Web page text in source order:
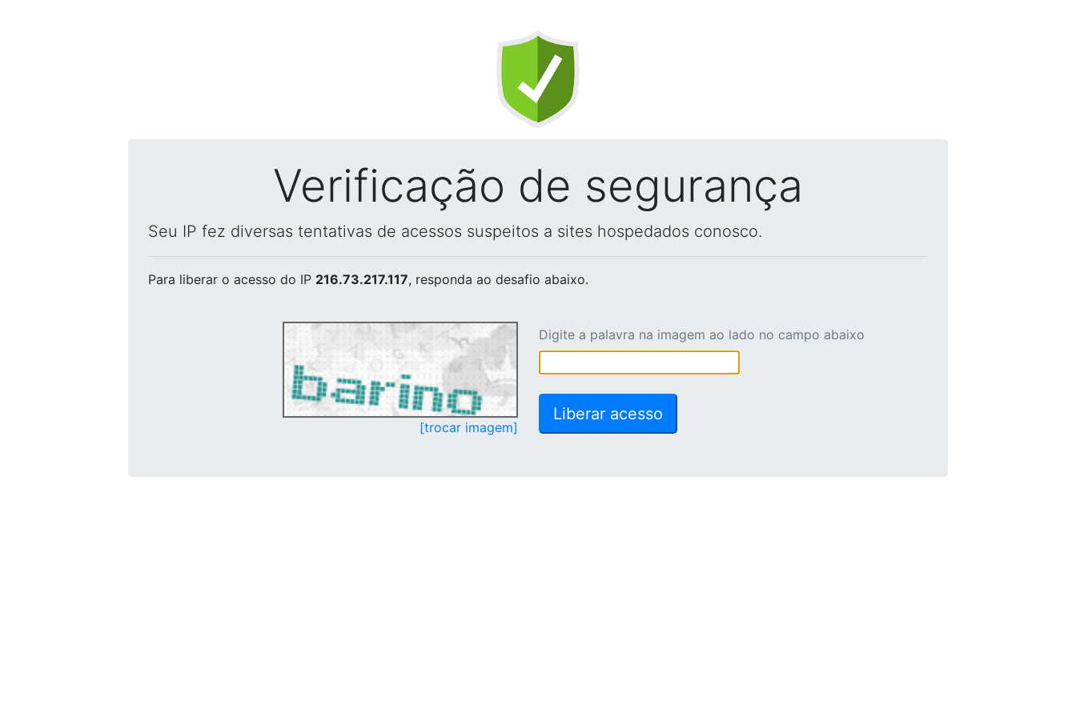
Verificação de segurança
Seu IP fez diversas tentativas de acessos suspeitos a sites hospedados conosco.
Para liberar o acesso do IP 216.73.217.117, responda ao desafio abaixo.
[trocar imagem]
Digite a palavra na imagem ao lado no campo abaixo